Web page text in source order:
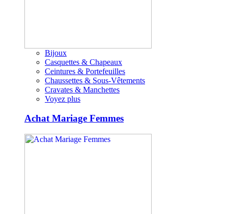
Bijoux
Casquettes & Chapeaux
Ceintures & Portefeuilles
Chaussettes & Sous-Vêtements
Cravates & Manchettes
Voyez plus
Achat Mariage Femmes